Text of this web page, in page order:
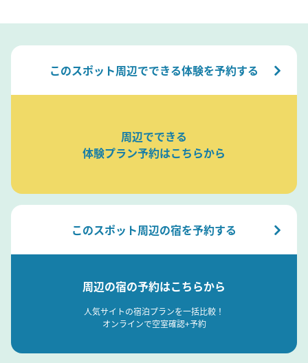
このスポット周辺でできる体験を予約する
周辺でできる
体験プラン予約はこちらから
このスポット周辺の宿を予約する
周辺の宿の予約はこちらから
人気サイトの宿泊プランを一括比較！
オンラインで空室確認+予約